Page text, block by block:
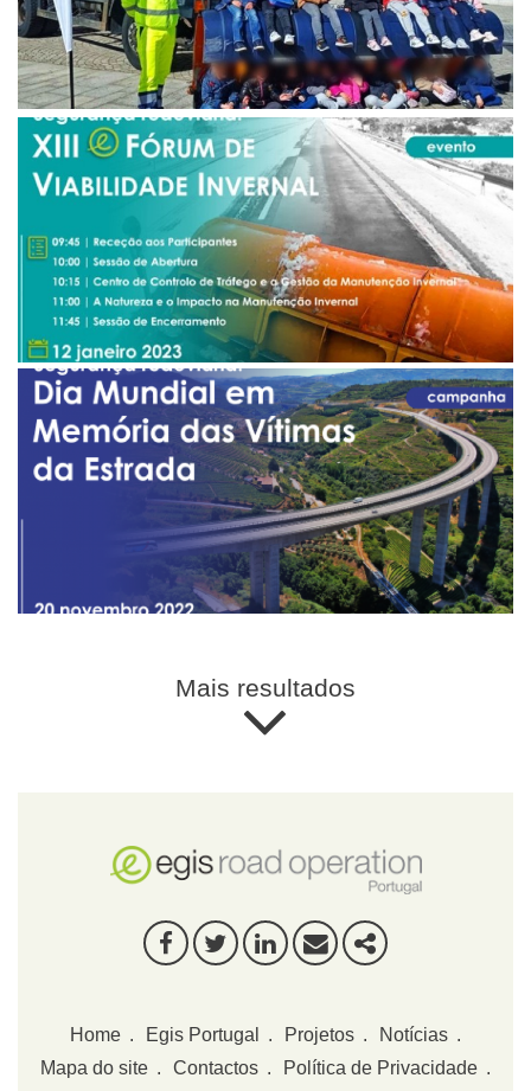
Mais resultados
FACEBOOK
TWITTERLINKEDIN
E-MAILPARTILHAR
Home Egis Portugal Projetos
Notícias
Mapa do site
Contactos Política de Privacidade